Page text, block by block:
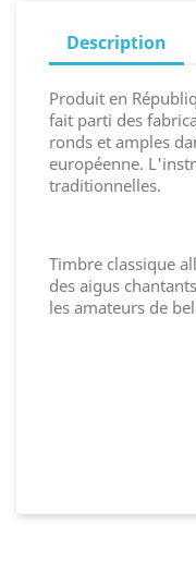
Description
Produit en
fait parti des
ronds et amples
européenne.
traditionnelles.
Timbre classique
des aigus
les amateurs de